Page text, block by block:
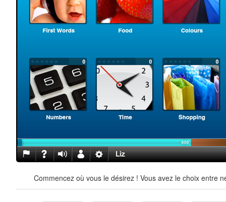
Commencez où vous le désirez ! Vous avez le choix entre